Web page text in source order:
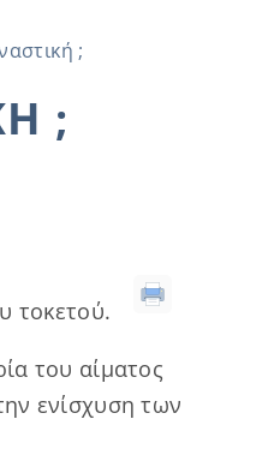
;
;
τοκετού.
του αίματος
ενίσχυση των